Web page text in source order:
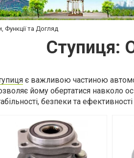
Функції та Догляд
Ступиця:
є важливою частиною
йому обертатися навколо
безпеки та